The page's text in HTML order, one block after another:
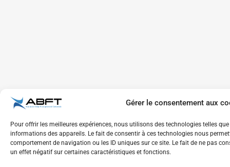
Gérer le consentement aux
Pour offrir les meilleures expériences, nous utilisons des technologies telles
informations des appareils. Le fait de consentir à ces technologies nous
comportement de navigation ou les ID uniques sur ce site. Le fait de ne pas
un effet négatif sur certaines caractéristiques et fonctions.